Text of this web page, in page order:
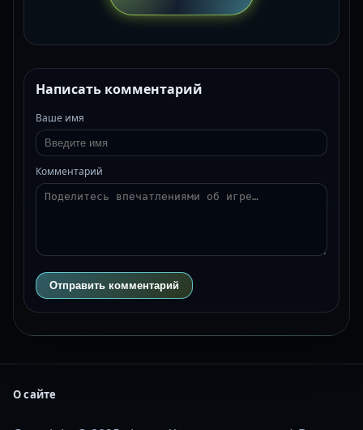
Написать комментарий
Ваше имя
Комментарий
Отправить комментарий
О сайте